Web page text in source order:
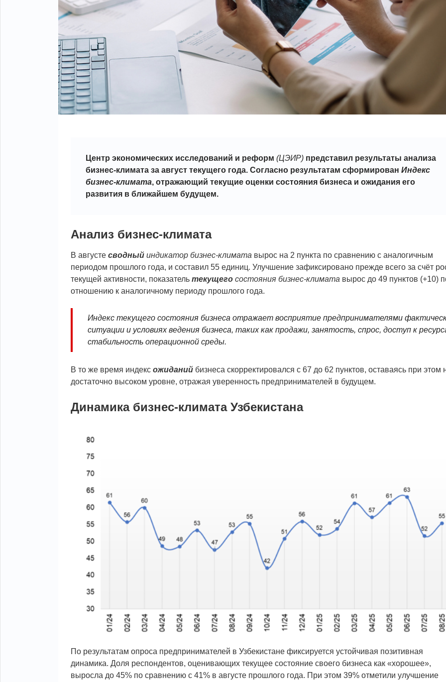
Центр экономических исследований и реформ (ЦЭИР) представил результаты анализа
бизнес-климата за август текущего года. Согласно результатам сформирован Индекс
бизнес-климата, отражающий текущие оценки состояния бизнеса и ожидания его
развития в ближайшем будущем.
Анализ бизнес-климата
В августе сводный индикатор бизнес-климата вырос на 2 пункта по сравнению с аналогичным
периодом прошлого года, и составил 55 единиц. Улучшение зафиксировано прежде всего за счёт
текущей активности, показатель текущего состояния бизнес-климата вырос до 49 пунктов (+10)
отношению к аналогичному периоду прошлого года.
Индекс текущего состояния бизнеса отражает восприятие предпринимателями
ситуации и условиях ведения бизнеса, таких как продажи, занятость, спрос, доступ к
стабильность операционной среды.
В то же время индекс ожиданий бизнеса скорректировался с 67 до 62 пунктов, оставаясь при этом
достаточно высоком уровне, отражая уверенность предпринимателей в будущем.
Динамика бизнес-климата Узбекистана
По результатам опроса предпринимателей в Узбекистане фиксируется устойчивая позитивная
динамика. Доля респондентов, оценивающих текущее состояние своего бизнеса как «хорошее»,
выросла до 45% по сравнению с 41% в августе прошлого года. При этом 39% отметили улучшение